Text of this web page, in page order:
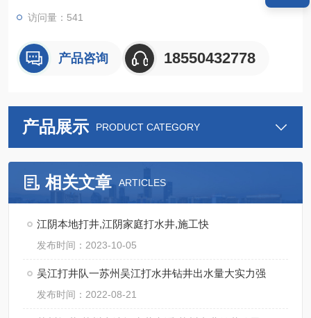
访问量：541
产品咨询 18550432778
产品展示 PRODUCT CATEGORY
相关文章 ARTICLES
江阴本地打井,江阴家庭打水井,施工快
发布时间：2023-10-05
吴江打井队一苏州吴江打水井钻井出水量大实力强
发布时间：2022-08-21